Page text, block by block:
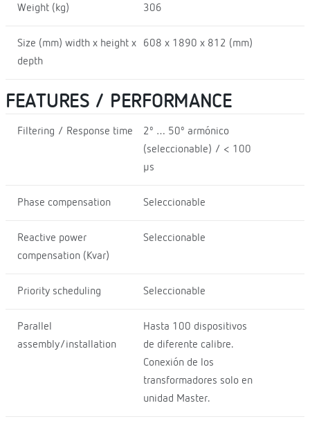
Weight (kg) 306
Size (mm) width x height x
depth
608 x 1890 x 812 (mm)
FEATURES / PERFORMANCE
Filtering / Response time
2º … 50º armónico
(seleccionable) / < 100
µs
Phase compensation Seleccionable
Reactive power
compensation (Kvar)
Seleccionable
Priority scheduling Seleccionable
Parallel
assembly/installation
Hasta 100 dispositivos
de diferente calibre.
Conexión de los
transformadores solo en
unidad Master.